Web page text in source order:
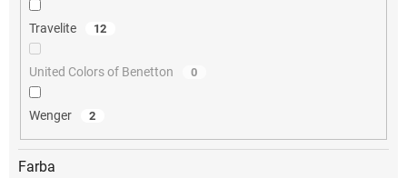
Travelite 12
United Colors of Benetton 0
Wenger 2
Farba